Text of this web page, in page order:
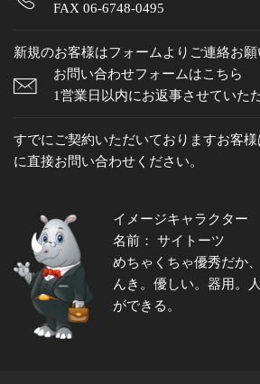
FAX 06-6748-0495
新規のお客様はフォームよりご連絡お願
お問い合わせフォームはこちら
1営業日以内にお返事させていた
すでにご契約いただいておりますお客
に直接お問い合わせください。
イメージキャラクター
名前： サイトーツ
めちゃくちゃ優秀だか
んき。優しい。器用。
ができる。